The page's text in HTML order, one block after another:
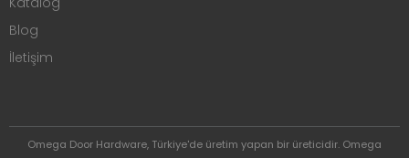
Blog
İletişim
Omega Door Hardware, Türkiye'de üretim yapan bir üreticidir. Omega